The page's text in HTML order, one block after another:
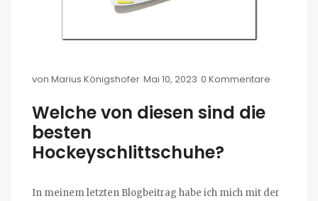
von Marius Königshofer Mai 10, 2023 0 Kommentare
Welche von diesen sind die
besten
Hockeyschlittschuhe?
In meinem letzten Blogbeitrag habe ich mich mit der